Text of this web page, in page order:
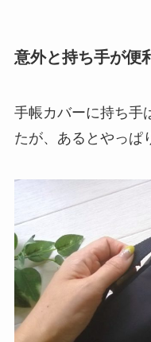
意外と持ち手が便
手帳カバーに持ち手
たが、あるとやっぱ